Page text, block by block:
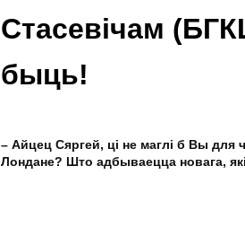
Стасевічам
быць!
– Айцец Сяргей, ці не маглі б Вы для
Лондане? Што адбываецца новага,